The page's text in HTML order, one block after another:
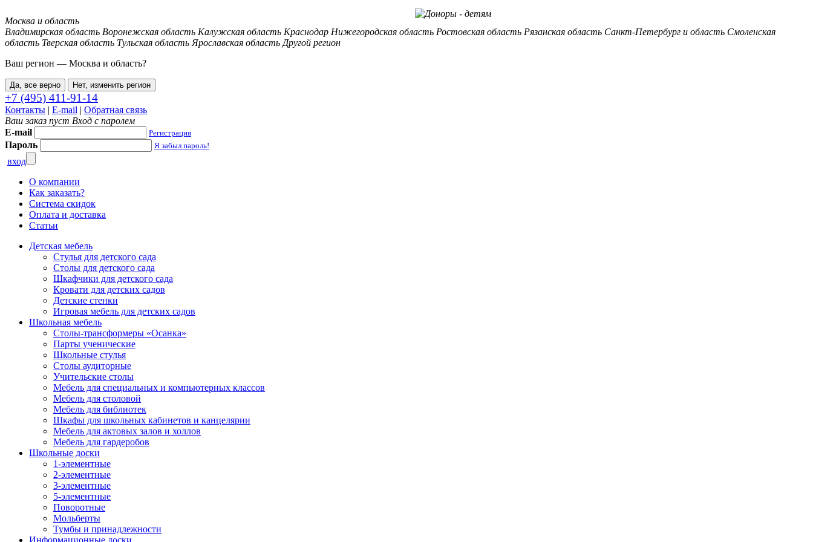
Москва и область
Владимирская область Воронежская область Калужская область Краснодар Нижегородская область Ростовская область Рязанская область Санкт-Петербург и область Смоленская
область Тверская область Тульская область Ярославская область Другой регион
Ваш регион — Москва и область?
Да, все верно Нет, изменить регион
+7 (495) 411-91-14
Контакты | E-mail | Обратная связь
Ваш заказ пуст Вход с паролем
E-mail
Регистрация
Пароль Я забыл пароль!
вход
О компании
Как заказать?
Система скидок
Оплата и доставка
Статьи
Детская мебель
Стулья для детского сада
Столы для детского сада
Шкафчики для детского сада
Кровати для детских садов
Детские стенки
Игровая мебель для детских садов
Школьная мебель
Столы-трансформеры «Осанка»
Парты ученические
Школьные стулья
Столы аудиторные
Учительские столы
Мебель для специальных и компьютерных классов
Мебель для столовой
Мебель для библиотек
Шкафы для школьных кабинетов и канцелярии
Мебель для актовых залов и холлов
Мебель для гардеробов
Школьные доски
1-элементные
2-элементные
3-элементные
5-элементные
Поворотные
Мольберты
Тумбы и принадлежности
Информационные доски